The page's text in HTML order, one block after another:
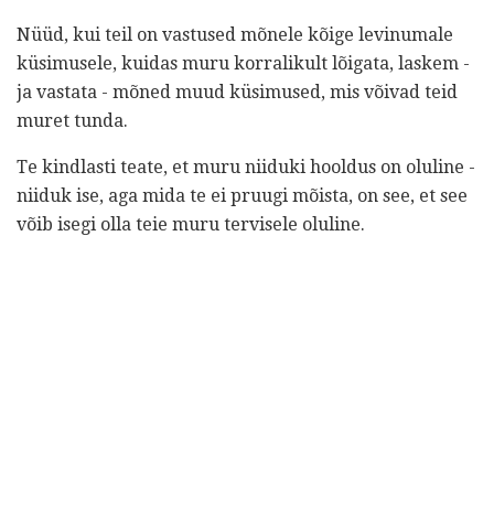
Nüüd, kui teil on vastused mõnele kõige levinumale
küsimusele, kuidas muru korralikult lõigata, laskem -
ja vastata - mõned muud küsimused, mis võivad teid
muret tunda.
Te kindlasti teate, et muru niiduki hooldus on oluline -
niiduk ise, aga mida te ei pruugi mõista, on see, et see
võib isegi olla teie muru tervisele oluline.